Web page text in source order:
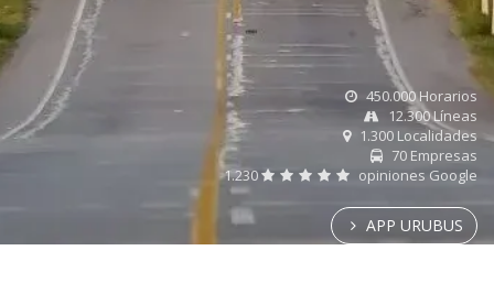
450.000 Horarios
12.300 Líneas
1.300 Localidades
70 Empresas
1.230
opiniones Google
APP URUBUS